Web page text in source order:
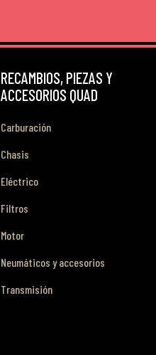
RECAMBIOS, PIEZAS Y
ACCESORIOS QUAD
Carburación
Chasis
Eléctrico
Filtros
Motor
Neumáticos y accesorios
Transmisión